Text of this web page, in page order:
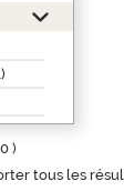
0 )
tous les